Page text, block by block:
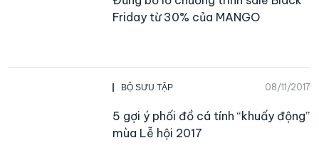
Friday từ 30% của MANGO
BỘ SƯU TẬP 08/11/2017
5 gợi ý phối đồ cá tính “khuấy động”
mùa Lễ hội 2017